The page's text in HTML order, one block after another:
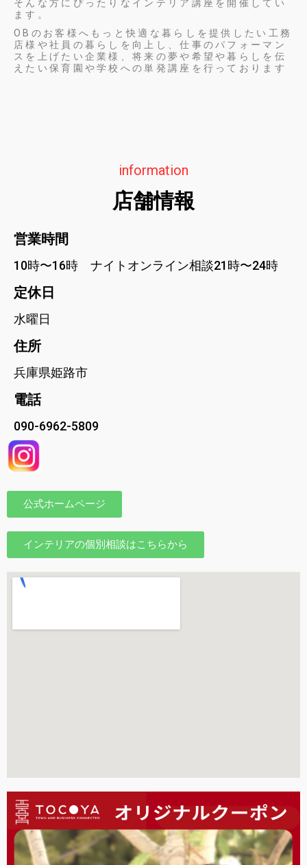
そんな方にぴったりなインテリア講座を開催してい
ます。
OBのお客様へもっと快適な暮らしを提供したい工務
店様や社員の暮らしを向上し、仕事のパフォーマン
スを上げたい企業様、将来の夢や希望や暮らしを伝
えたい保育園や学校への単発講座を行っております
information
店舗情報
営業時間
10時〜16時 ナイトオンライン相談21時〜24時
定休日
水曜日
住所
兵庫県姫路市
電話
090-6962-5809
公式ホームページ
インテリアの個別相談はこちらから